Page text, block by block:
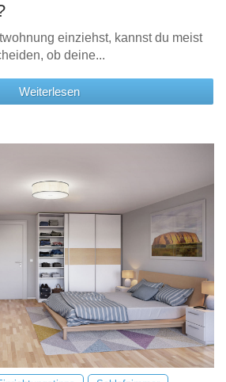
einziehst, kannst du meist
ob deine...
Weiterlesen